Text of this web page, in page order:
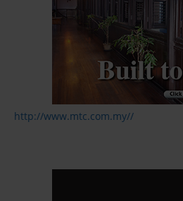
http://www.mtc.com.my//